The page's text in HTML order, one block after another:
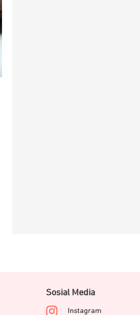
Sosial Media
Instagram